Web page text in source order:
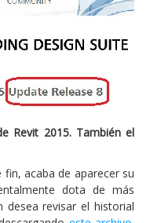
Revit 2015. También el
acaba de aparecer su
dota de más
desea revisar el historial